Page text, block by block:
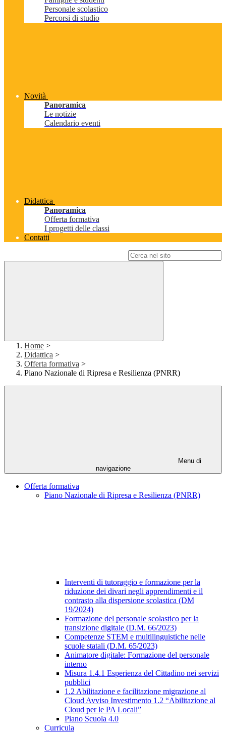
Personale scolastico
Percorsi di studio
Novità
Panoramica
Le notizie
Calendario eventi
Didattica
Panoramica
Offerta formativa
I progetti delle classi
Contatti
Home >
Didattica >
Offerta formativa >
Piano Nazionale di Ripresa e Resilienza (PNRR)
Menu di
navigazione
Offerta formativa
Piano Nazionale di Ripresa e Resilienza (PNRR)
Interventi di tutoraggio e formazione per la
riduzione dei divari negli apprendimenti e il
contrasto alla dispersione scolastica (DM
19/2024)
Formazione del personale scolastico per la
transizione digitale (D.M. 66/2023)
Competenze STEM e multilinguistiche nelle
scuole statali (D.M. 65/2023)
Animatore digitale: Formazione del personale
interno
Misura 1.4.1 Esperienza del Cittadino nei servizi
pubblici
1.2 Abilitazione e facilitazione migrazione al
Cloud Avviso Investimento 1.2 “Abilitazione al
Cloud per le PA Locali”
Piano Scuola 4.0
Curricula